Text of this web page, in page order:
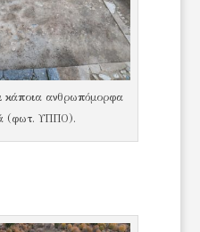
κάποια ανθρωπόμορφα
(φωτ. ΥΠΠΟ).